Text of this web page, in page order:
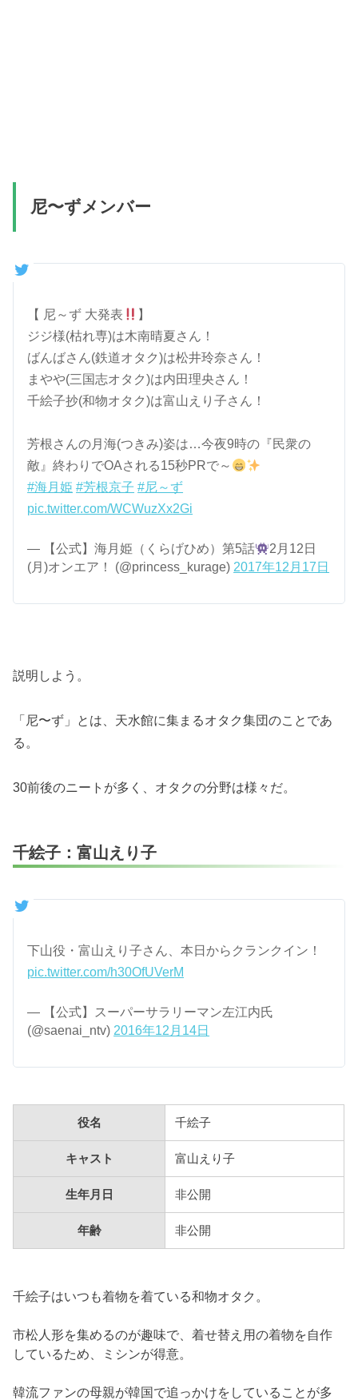
尼〜ずメンバー
【 尼～ず 大発表
】
ジジ様(枯れ専)は木南晴夏さん！
ばんばさん(鉄道オタク)は松井玲奈さん！
まやや(三国志オタク)は内田理央さん！
千絵子抄(和物オタク)は富山えり子さん！
芳根さんの月海(つきみ)姿は…今夜9時の『民衆の
敵』終わりでOAされる15秒PRで～
#海月姫 #芳根京子 #尼～ず
pic.twitter.com/WCWuzXx2Gi
— 【公式】海月姫（くらげひめ）第5話
2月12日
(月)オンエア！ (@princess_kurage)2017年12月17日
説明しよう。
「尼〜ず」とは、天水館に集まるオタク集団のことであ
る。
30前後のニートが多く、オタクの分野は様々だ。
千絵子：富山えり子
下山役・富山えり子さん、本日からクランクイン！
pic.twitter.com/h30OfUVerM
— 【公式】スーパーサラリーマン左江内氏
(@saenai_ntv) 2016年12月14日
役名 千絵子
キャスト 富山えり子
生年月日 非公開
年齢 非公開
千絵子はいつも着物を着ている和物オタク。
市松人形を集めるのが趣味で、着せ替え用の着物を自作
しているため、ミシンが得意。
韓流ファンの母親が韓国で追っかけをしていることが多